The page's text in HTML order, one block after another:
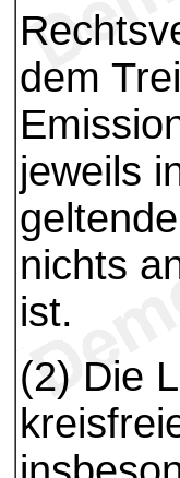
dem
jeweils
nichts
ist.
(2) Die